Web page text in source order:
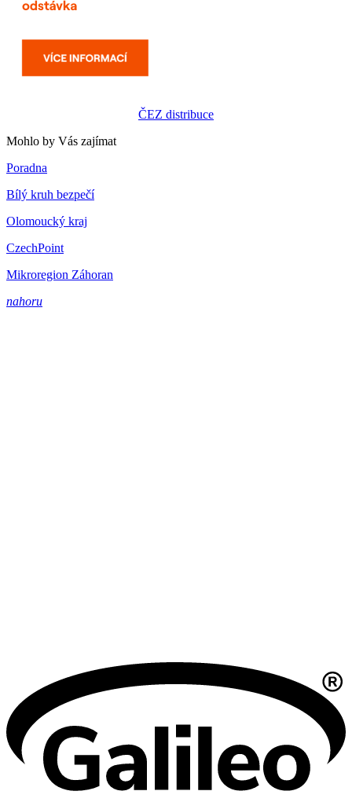
ČEZ distribuce
Mohlo by Vás zajímat
Poradna
Bílý kruh bezpečí
Olomoucký kraj
CzechPoint
Mikroregion Záhoran
nahoru